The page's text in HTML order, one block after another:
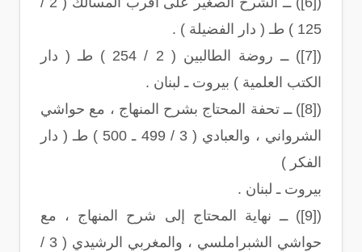
125 ) طـ ( دار الفضيلة ) .
([7]) ــ روضة الطالبين ( 2 / 254 ) طـ ( دار
الكتب العلمية ) بيروت ـ لبنان .
([8]) ــ تحفة المحتاج بشرح المنهاج ، مع حواشي
الشرواني ، والعبادي ( 3 / 499 ـ 500 ) طـ ( دار
الفكر )
بيروت ـ لبنان .
([9]) ــ نهاية المحتاج إلى شرح المنهاج ، مع
حواشي الشبراملسي ، والمغربي الرشيدي ( 3 /